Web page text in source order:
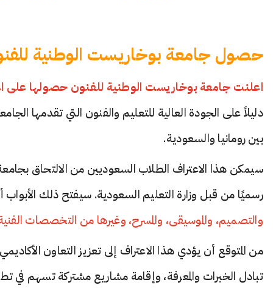
حصول جامعة بوخاريست الوطنية
اعلنت جامعة بوخاريست الوطنية للفنون حصولها على
دليلاً على الجودة العالية للتعليم والفنون التي تقدمها
بين رومانيا والسعودية.
سيمكن هذا الاعتراف الطلاب السعوديين من الالتحاق
رسميًا من قبل وزارة التعليم السعودية. سيفتح ذلك
والتصميم، والموسيقى، والمسرح، وغيرها من التخصصات
من المتوقع أن يؤدي هذا الاعتراف إلى تعزيز التعاون
تبادل الخبرات والمعرفة، وإقامة مشاريع مشتركة تسهم في